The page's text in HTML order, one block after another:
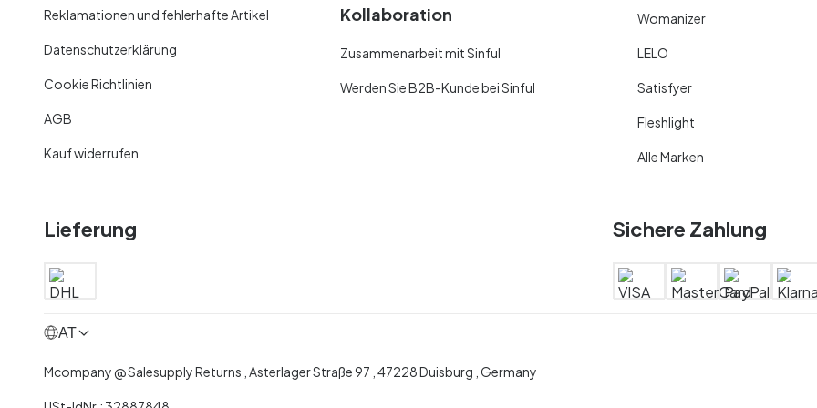
Reklamationen und fehlerhafte Artikel
Datenschutzerklärung
Cookie Richtlinien
AGB
Kauf widerrufen
Kollaboration
Zusammenarbeit mit Sinful
Werden Sie B2B-Kunde bei Sinful
Womanizer
LELO
Satisfyer
Fleshlight
Alle Marken
Lieferung Sichere Zahlung
AT
Mcompany @ Salesupply Returns , Asterlager Straße 97 , 47228 Duisburg , Germany